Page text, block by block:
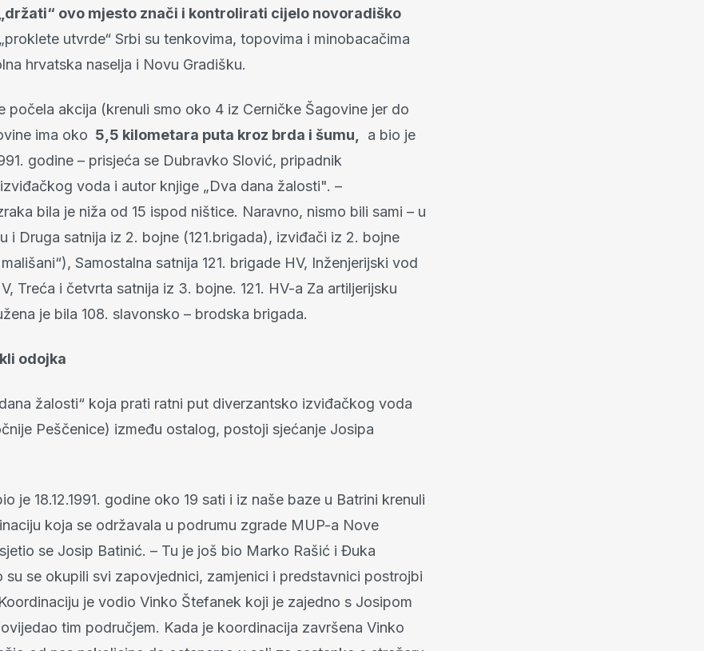
ovo mjesto znači i kontrolirati cijelo novoradiško
utvrde“ Srbi su tenkovima, topovima i minobacačima
hrvatska naselja i Novu Gradišku.
počela akcija (krenuli smo oko 4 iz Cerničke Šagovine jer do
ima oko 5,5 kilometara puta kroz brda i šumu, a bio je
godine – prisjeća se Dubravko Slović, pripadnik
voda i autor knjige „Dva dana žalosti". –
bila je niža od 15 ispod ništice. Naravno, nismo bili sami – u
i Druga satnija iz 2. bojne (121.brigada), izviđači iz 2. bojne
Samostalna satnija 121. brigade HV, Inženjerijski vod
Treća i četvrta satnija iz 3. bojne. 121. HV-a Za artiljerijsku
je bila 108. slavonsko – brodska brigada.
odojka
žalosti“ koja prati ratni put diverzantsko izviđačkog voda
Peščenice) između ostalog, postoji sjećanje Josipa
je 18.12.1991. godine oko 19 sati i iz naše baze u Batrini krenuli
koja se održavala u podrumu zgrade MUP-a Nove
se Josip Batinić. – Tu je još bio Marko Rašić i Đuka
su se okupili svi zapovjednici, zamjenici i predstavnici postrojbi
je vodio Vinko Štefanek koji je zajedno s Josipom
tim područjem. Kada je koordinacija završena Vinko